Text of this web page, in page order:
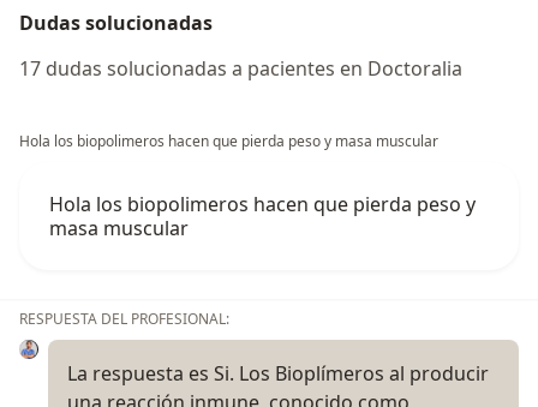
Dudas solucionadas
17 dudas solucionadas a pacientes en Doctoralia
Hola los biopolimeros hacen que pierda peso y masa muscular
Hola los biopolimeros hacen que pierda peso y
masa muscular
RESPUESTA DEL PROFESIONAL:
La respuesta es Si. Los Bioplímeros al producir